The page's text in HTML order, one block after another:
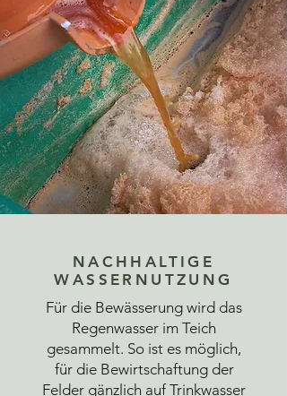
NACHHALTIGE
WASSERNUTZUNG
Für die Bewässerung wird das
Regenwasser im Teich
gesammelt. So ist es möglich,
für die Bewirtschaftung der
Felder gänzlich auf Trinkwasser